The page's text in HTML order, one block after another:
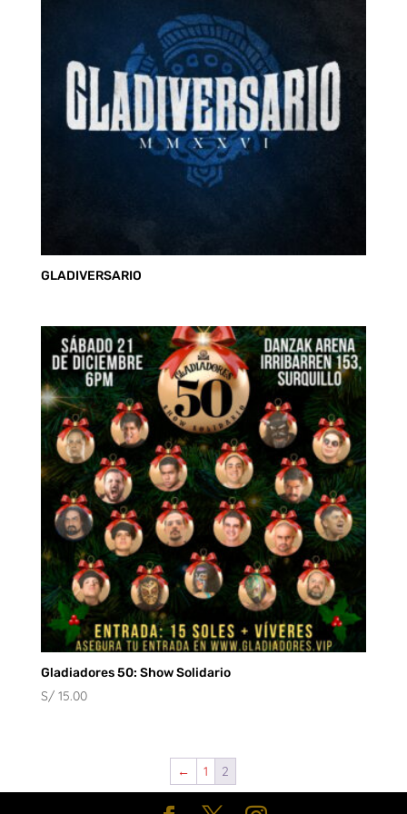
GLADIVERSARIO
Gladiadores 50: Show Solidario
S/15.00
← 1 2